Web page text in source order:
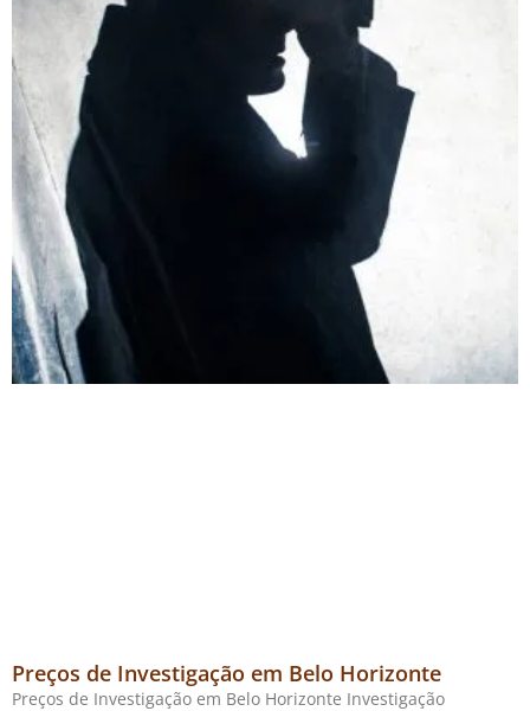
Preços de Investigação em Belo Horizonte
Preços de Investigação em Belo Horizonte Investigação